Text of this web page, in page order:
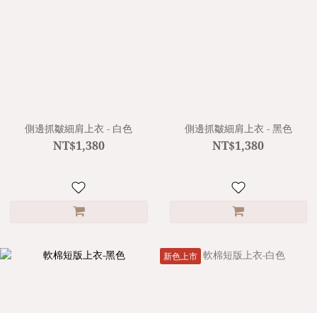
側邊抓皺細肩上衣 - 白色
NT$1,380
側邊抓皺細肩上衣 - 黑色
NT$1,380
新色上市